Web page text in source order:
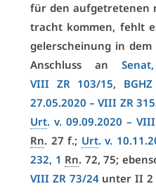
für den auf­ge­tre­te­nen
tracht kom­men, fehlt
gel­er­schei­nung in
An­schluss an
VI­II ZR 103/15,
27.05.2020 –VI­II ZR
Urt. v. 09.09.2020 –
Rn. 27 f.; Urt. v.
232, 1 Rn. 72, 75;
VI­II ZR 73/24un­ter II 2